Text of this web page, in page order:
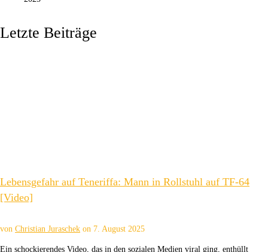
Letzte Beiträge
Lebensgefahr auf Teneriffa: Mann in Rollstuhl auf TF-64
[Video]
von Christian Juraschek on 7. August 2025
Ein schockierendes Video, das in den sozialen Medien viral ging, enthüllt